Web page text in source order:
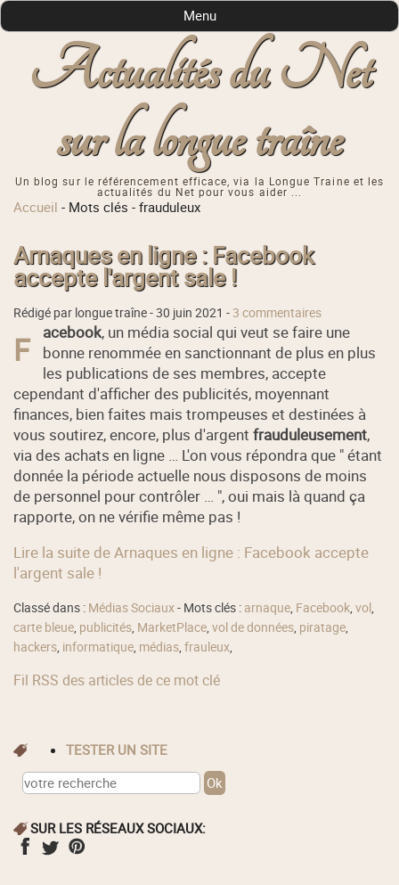
Actualités du Net
sur la longue traîne
Un blog sur le référencement efficace, via la Longue Traine et les
actualités du Net pour vous aider ...
Menu
Accueil - Mots clés -frauduleux
Arnaques en ligne : Facebook
accepte l'argent sale !
Rédigé par longue traîne -30 juin 2021 - 3 commentaires
F acebook, un média social qui veut se faire une
bonne renommée en sanctionnant de plus en plus
les publications de ses membres, accepte
cependant d'afficher des publicités, moyennant
finances, bien faites mais trompeuses et destinées à
vous soutirez, encore, plus d'argentfrauduleusement,
via des achats en ligne … L'on vous répondra que " étant
donnée la période actuelle nous disposons de moins
de personnel pour contrôler … ", oui mais là quand ça
rapporte, on ne vérifie même pas !
Lire la suite de Arnaques en ligne : Facebook accepte
l'argent sale !
Classé dans : Médias Sociaux- Mots clés : arnaque, Facebook,vol ,
carte bleue, publicités, MarketPlace,vol de données, piratage,
hackers, informatique, médias,frauleux,
Fil RSS des articles de ce mot clé
TESTER UN SITE
SUR LES RÉSEAUX SOCIAUX: